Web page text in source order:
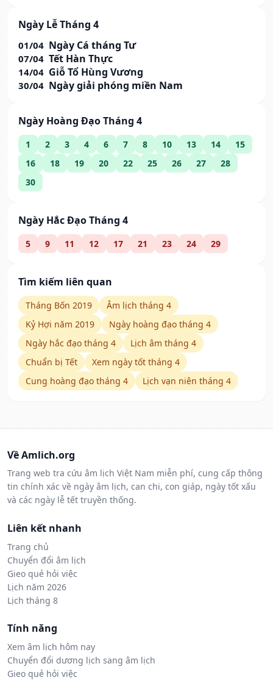
Ngày Lễ Tháng 4
01/04 Ngày Cá tháng Tư
07/04 Tết Hàn Thực
14/04 Giỗ Tổ Hùng Vương
30/04 Ngày giải phóng miền Nam
Ngày Hoàng Đạo Tháng 4
1 2 3 4 6 7 8 10 13 14
15
16
18 19 20 22 25 26 27
28
30
Ngày Hắc Đạo Tháng 4
5 9 11 12 17 21 23 24 29
Tìm kiếm liên quan
Tháng Bốn 2019
Âm lịch tháng 4
Kỷ Hợi năm 2019
Ngày hoàng đạo tháng 4
Ngày hắc đạo tháng 4
Lịch âm tháng 4
Chuẩn bị Tết
Xem ngày tốt tháng 4
Cung hoàng đạo tháng 4
Lịch vạn niên tháng 4
Về Amlich.org
Trang web tra cứu âm lịch Việt Nam miễn phí, cung cấp thông
tin chính xác về ngày âm lịch, can chi, con giáp, ngày tốt xấu
và các ngày lễ tết truyền thống.
Liên kết nhanh
Trang chủ
Chuyển đổi âm lịch
Gieo quẻ hỏi việc
Lịch năm 2026
Lịch tháng 8
Tính năng
Xem âm lịch hôm nay
Chuyển đổi dương lịch sang âm lịch
Gieo quẻ hỏi việc